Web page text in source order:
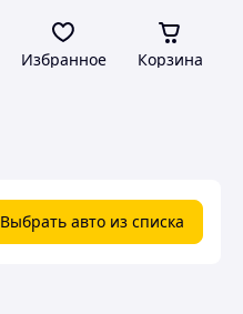
Избранное Корзина
Выбрать авто из списка